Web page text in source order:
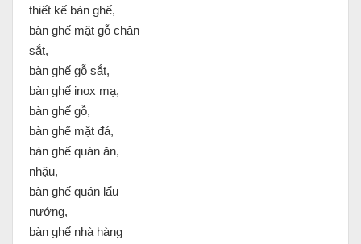
thiết kế bàn ghế,
bàn ghế mặt gỗ chân
sắt,
bàn ghế gỗ sắt,
bàn ghế inox mạ,
bàn ghế gỗ,
bàn ghế mặt đá,
bàn ghế quán ăn,
nhậu,
bàn ghế quán lẩu
nướng,
bàn ghế nhà hàng